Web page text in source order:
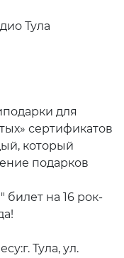
Тула
для
сертификатов
который
подарков
билет на 16 рок-
Тула, ул.